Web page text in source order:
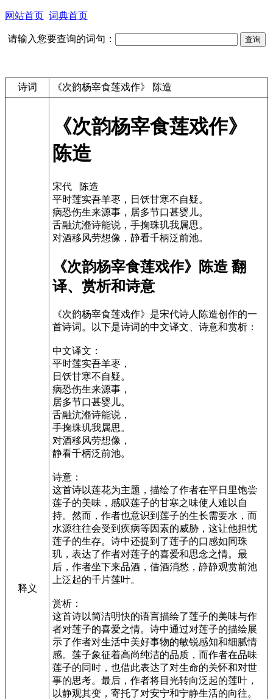
网站首页 词典首页
请输入您要查询的词句：
诗词 《次韵杨宰食莲戏作》 陈造
释义
《次韵杨宰食莲戏作》
陈造
宋代 陈造
平时莲实吾羊枣，日饫甘寒不自疑。
病恐伤生来源事，居多节口甚婴儿。
舌融沆瀣诗能说，手掬珠玑我属思。
对酒移风劳想像，静看千柄泛前池。
《次韵杨宰食莲戏作》陈造 翻
译、赏析和诗意
《次韵杨宰食莲戏作》是宋代诗人陈造创作的一
首诗词。以下是诗词的中文译文、诗意和赏析：
中文译文：
平时莲实吾羊枣，
日饫甘寒不自疑。
病恐伤生来源事，
居多节口甚婴儿。
舌融沆瀣诗能说，
手掬珠玑我属思。
对酒移风劳想像，
静看千柄泛前池。
诗意：
这首诗以莲花为主题，描绘了作者在平日里饱尝
莲子的美味，感叹莲子的甘寒之味使人难以自
持。然而，作者也意识到莲子的生长需要水，而
水源往往会受到疾病等因素的威胁，这让他担忧
莲子的生存。诗中还提到了莲子的口感如同珠
玑，表达了作者对莲子的喜爱和思念之情。最
后，作者坐下来品酒，借酒消愁，静静观赏前池
上泛起的千片莲叶。
赏析：
这首诗以简洁明快的语言描绘了莲子的美味与作
者对莲子的喜爱之情。诗中通过对莲子的描绘展
示了作者对生活中美好事物的敏锐感知和细腻情
感。莲子象征着高尚纯洁的品质，而作者在品味
莲子的同时，也借此表达了对生命的关怀和对世
事的思考。最后，作者将目光转向泛起的莲叶，
以静观其变，寄托了对安宁和宁静生活的向往。